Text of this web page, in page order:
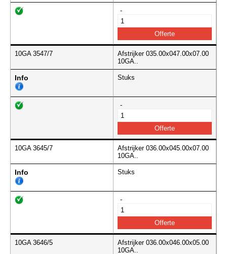
-
10GA 3547/7
Afstrijker 035.00x047.00x07.00
10GA..
Info Stuks
-
10GA 3645/7
Afstrijker 036.00x045.00x07.00
10GA..
Info Stuks
-
10GA 3646/5
Afstrijker 036.00x046.00x05.00
10GA..